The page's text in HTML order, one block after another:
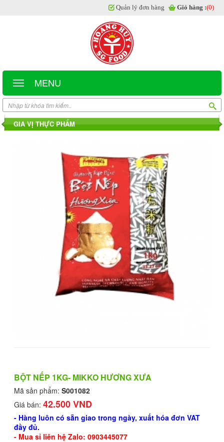
MENU
Quản lý đơn hàng Giỏ hàng :(0)
GIA VỊ THỰC PHẨM
BỘT NẾP 1KG- MIKKO HƯƠNG XƯA
Mã sản phẩm: S001082
Giá bán: 42.500 VND
- Hàng luôn có sẵn giao trong ngày, xuất hóa đơn VAT
đầy đủ.
- Mua sỉ liên hệ Zalo: 0903445077